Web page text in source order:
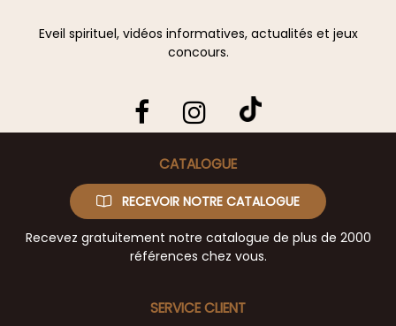
Eveil spirituel, vidéos informatives, actualités et jeux
concours.
CATALOGUE
RECEVOIR NOTRE CATALOGUE
Recevez gratuitement notre catalogue de plus de 2000
références chez vous.
SERVICE CLIENT